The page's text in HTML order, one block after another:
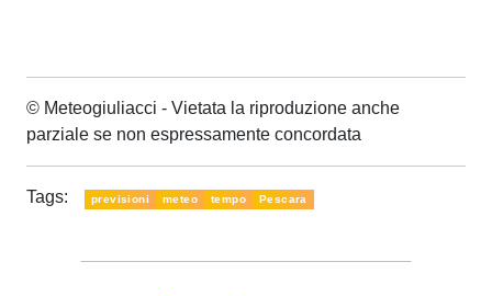
© Meteogiuliacci - Vietata la riproduzione anche
parziale se non espressamente concordata
Tags: previsioni meteo tempo Pescara